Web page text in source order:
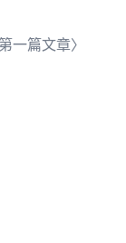
一篇文章〉